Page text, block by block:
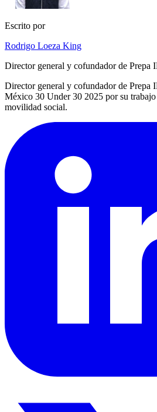
Escrito por
Rodrigo Loeza King
Director general y cofundador de Prepa
Director general y cofundador de Prepa
México 30 Under 30 2025 por su
movilidad social.